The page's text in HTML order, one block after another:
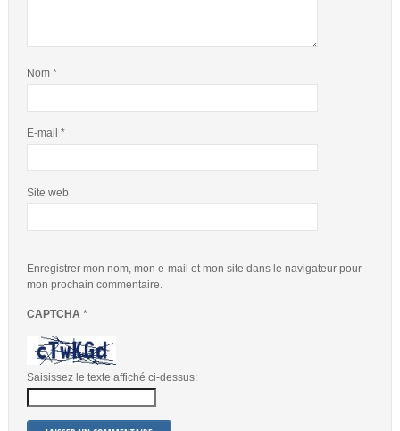
Nom *
E-mail *
Site web
Enregistrer mon nom, mon e-mail et mon site dans le navigateur pour
mon prochain commentaire.
CAPTCHA *
Saisissez le texte affiché ci-dessus: